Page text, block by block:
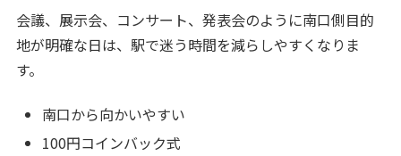
会議、展示会、コンサート、発表会のように南口側目的
地が明確な日は、駅で迷う時間を減らしやすくなりま
す。
南口から向かいやすい
100円コインバック式